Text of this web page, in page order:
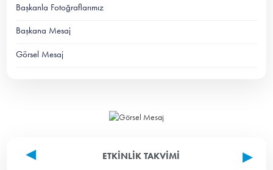
Başkanla Fotoğraflarımız
Başkana Mesaj
Görsel Mesaj
ETKINLIK TAKVIMI